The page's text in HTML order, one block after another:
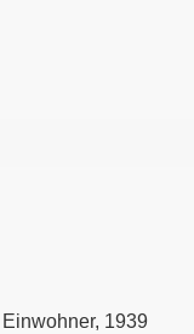
1939